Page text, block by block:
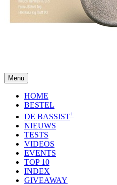
Menu
HOME
BESTEL
DE BASSIST+
NIEUWS
TESTS
VIDEOS
EVENTS
TOP 10
INDEX
GIVEAWAY